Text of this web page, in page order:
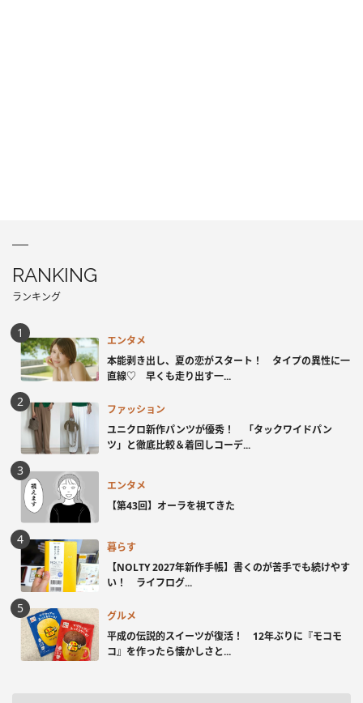
RANKING
ランキング
エンタメ
本能剥き出し、夏の恋がスタート！ タイプの異性に一
直線♡ 早くも走り出す一...
ファッション
ユニクロ新作パンツが優秀！ 「タックワイドパン
ツ」と徹底比較＆着回しコーデ...
エンタメ
【第43回】オーラを視てきた
暮らす
【NOLTY 2027年新作手帳】書くのが苦手でも続けやす
い！ ライフログ...
グルメ
平成の伝説的スイーツが復活！ 12年ぶりに『モコモ
コ』を作ったら懐かしさと...